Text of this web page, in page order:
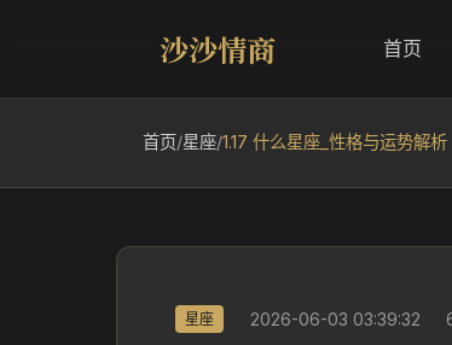
沙沙情商 首页
首页/星座/1.17 什么星座_性格与运势解析
星座 2026-06-03 03:39:32